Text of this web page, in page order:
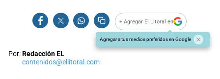
+ Agregar El Litoral en
Agregar a tus medios preferidos en Google
Por:Redacción EL
contenidos@ellitoral.com